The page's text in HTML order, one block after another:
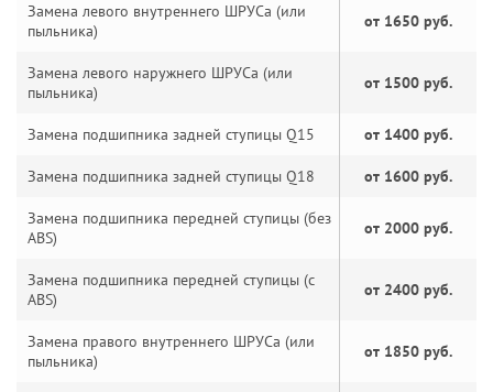
Замена левого внутреннего ШРУСа (или
пыльника)
от 1650 руб.
Замена левого наружнего ШРУСа (или
пыльника)
от 1500 руб.
Замена подшипника задней ступицы Q15 от 1400 руб.
Замена подшипника задней ступицы Q18 от 1600 руб.
Замена подшипника передней ступицы (без
ABS)
от 2000 руб.
Замена подшипника передней ступицы (с
ABS)
от 2400 руб.
Замена правого внутреннего ШРУСа (или
пыльника)
от 1850 руб.